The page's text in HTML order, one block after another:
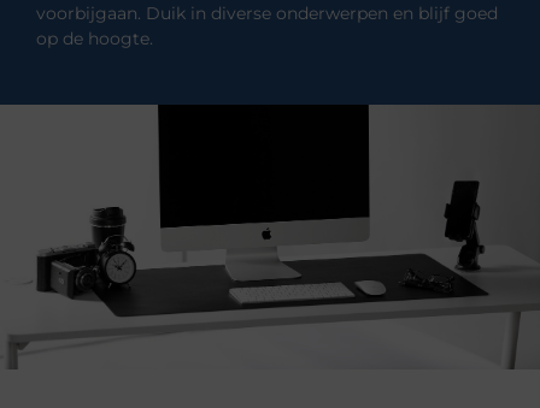
voorbijgaan. Duik in diverse onderwerpen en blijf goed
op de hoogte.